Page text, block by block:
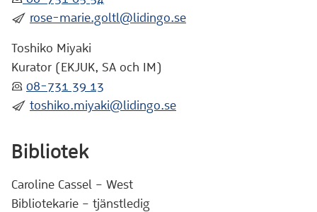
:skicka: rose-marie.goltl@lidingo.se
Toshiko Miyaki
Kurator (EKJUK, SA och IM)
:telefon: 08-731 39 13
:skicka: toshiko.miyaki@lidingo.se
Bibliotek
Caroline Cassel – West
Bibliotekarie – tjänstledig